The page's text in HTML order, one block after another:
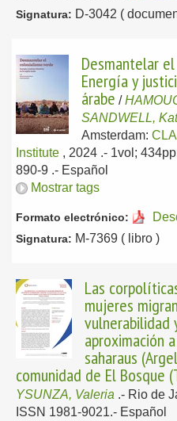
Signatura: D-3042 (
Desmantelar
Energía y
árabe /
SANDWELL,
Amsterdam:
Institute , 2024 .- 1vol;
890-9 .- Español
Mostrar tags
Formato electrónico:
Signatura: M-7369 ( libro )
Las
mujeres
vulnerabilidad
aproximación
saharaus
comunidad de El Bosque
YSUNZA, Valeria .- Rio de
ISSN 1981-9021.- Español